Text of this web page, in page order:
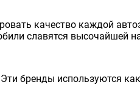
качество каждой
славятся высочайшей
бренды используются